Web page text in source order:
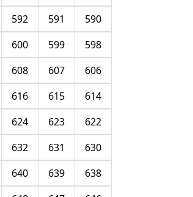
590
591
592
598
599
600
606
607
608
614
615
616
622
623
624
630
631
632
638
639
640